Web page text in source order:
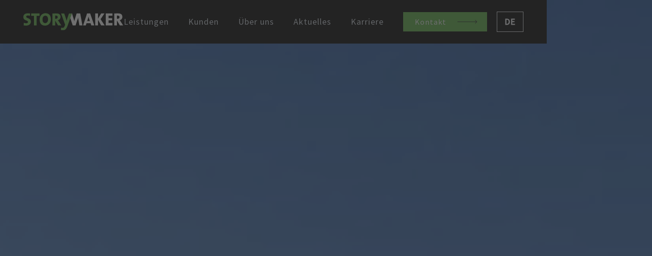
Leistungen Kunden Über uns Aktuelles Karriere Kontakt DE